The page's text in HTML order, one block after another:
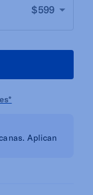
$599
Aplican